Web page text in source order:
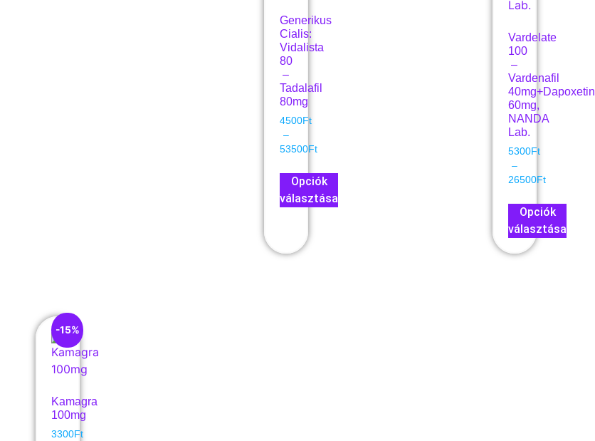
Generikus
Cialis:
Vidalista
80
–
Tadalafil
80mg
4500Ft
–
53500Ft
Opciók
választása
Vardelate
100
–
Vardenafil
40mg+Dapoxetin
60mg,
NANDA
Lab.
5300Ft
–
26500Ft
Opciók
választása
-15%
Kamagra
100mg
3300Ft